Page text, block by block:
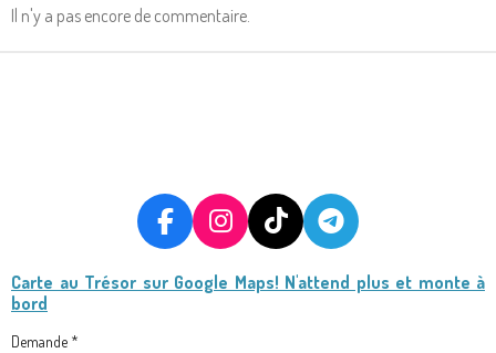
Il n'y a pas encore de commentaire.
F
C
I
S
T
K
T
L
Carte au Trésor sur Google Maps! N'attend plus et monte à
bord
Demande *